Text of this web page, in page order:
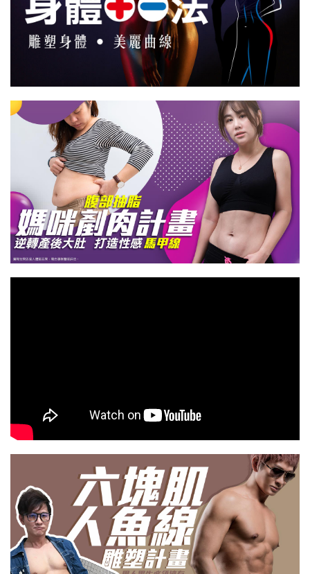
腹部抽脂手術/馬甲線